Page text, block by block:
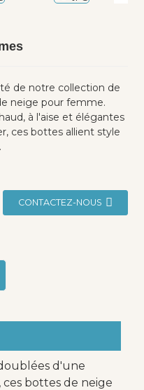
de notre collection de
neige pour femme.
à l'aise et élégantes
ces bottes allient style
CONTACTEZ-NOUS
d'une
bottes de neige